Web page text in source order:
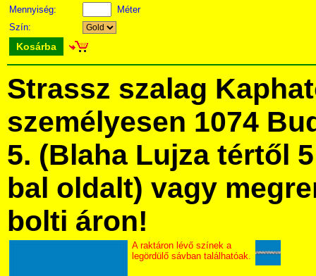
Mennyiség:
Méter
Szín:
Kosárba
Strassz szalag
személyesen 1074
5. (Blaha Lujza tértől
bal oldalt) vagy
bolti áron!
A raktáron lévő színek a
legördülő sávban találhatóak.